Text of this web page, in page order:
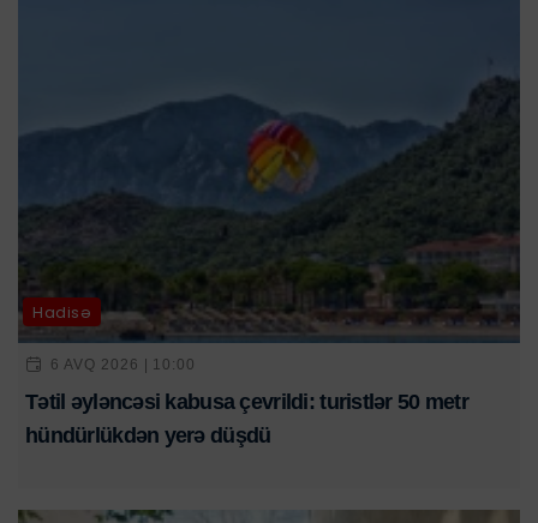
Hadisə
6 AVQ 2026 | 10:00
Tətil əyləncəsi kabusa çevrildi: turistlər 50 metr
hündürlükdən yerə düşdü